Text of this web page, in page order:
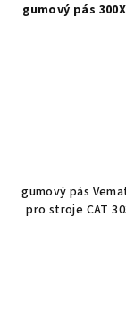
gumový pás
gumový pás
pro stroje CAT